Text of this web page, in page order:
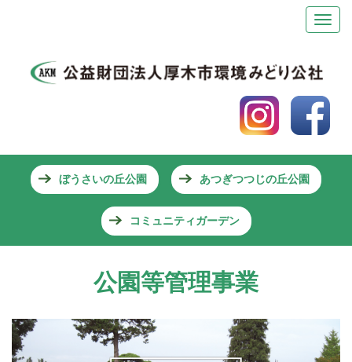
ぼうさいの丘公園 あつぎつつじの丘公園
コミュニティガーデン
公園等管理事業